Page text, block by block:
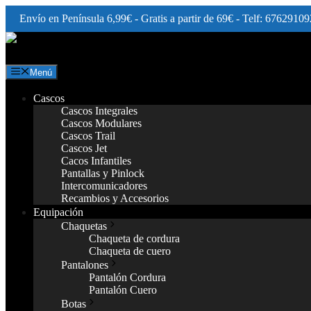
Envío en Península 6,99€ - Gratis a partir de 69€ - Telf:
Saltar
contenido
Menú
Cascos
Cascos Integrales
Cascos Modulares
Cascos Trail
Cascos Jet
Cacos Infantiles
Pantallas y Pinlock
Intercomunicadores
Recambios y Accesorios
Equipación
Chaquetas
Chaqueta de cordura
Chaqueta de cuero
Pantalones
Pantalón Cordura
Pantalón Cuero
Botas